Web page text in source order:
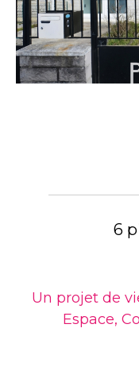
6
Un projet de
Espace,